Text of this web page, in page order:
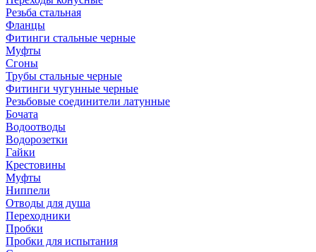
Резьба стальная
Фланцы
Фитинги стальные черные
Муфты
Сгоны
Трубы стальные черные
Фитинги чугунные черные
Резьбовые соединители латунные
Бочата
Водоотводы
Водорозетки
Гайки
Крестовины
Муфты
Ниппели
Отводы для душа
Переходники
Пробки
Пробки для испытания